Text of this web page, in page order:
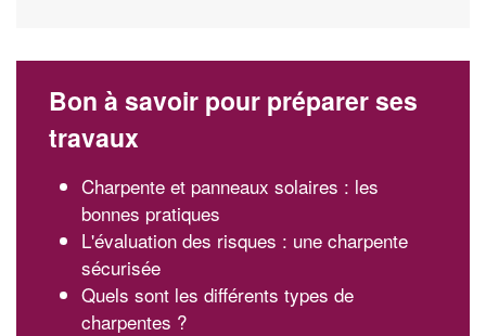
Bon à savoir pour préparer ses
travaux
Charpente et panneaux solaires : les
bonnes pratiques
L'évaluation des risques : une charpente
sécurisée
Quels sont les différents types de
charpentes ?